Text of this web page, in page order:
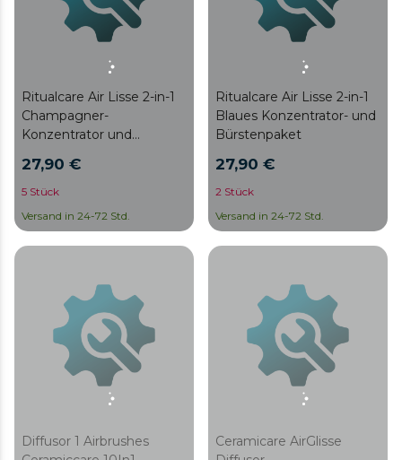
Ritualcare Air Lisse 2-in-1
Champagner-
Konzentrator und
27,90 €
5 Stück
Versand in 24-72 Std.
Ritualcare Air Lisse 2-in-1
Blaues Konzentrator- und
Bürstenpaket
27,90 €
2 Stück
Versand in 24-72 Std.
Diffusor 1 Airbrushes
Ceramicare AirGlisse